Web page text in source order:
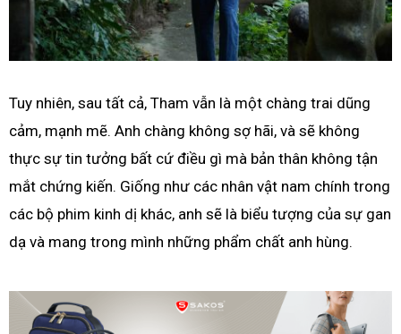
Tuy nhiên, sau tất cả, Tham vẫn là một chàng trai dũng
cảm, mạnh mẽ. Anh chàng không sợ hãi, và sẽ không
thực sự tin tưởng bất cứ điều gì mà bản thân không tận
mắt chứng kiến. Giống như các nhân vật nam chính trong
các bộ phim kinh dị khác, anh sẽ là biểu tượng của sự gan
dạ và mang trong mình những phẩm chất anh hùng.